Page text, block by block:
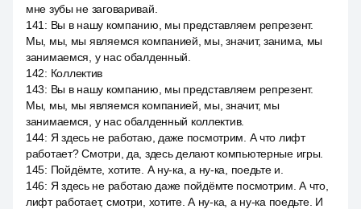
мне зубы не заговаривай.
141 : Вы в нашу компанию, мы представляем репрезент.
Мы, мы, мы являемся компанией, мы, значит, занима, мы
занимаемся, у нас обалденный.
142: Коллектив
143: Вы в нашу компанию, мы представляем репрезент.
Мы, мы, мы являемся компанией, мы, значит, мы
занимаемся, у нас обалденный коллектив.
144: Я здесь не работаю, даже посмотрим. А что лифт
работает? Смотри, да, здесь делают компьютерные игры.
145: Пойдёмте, хотите. А ну-ка, а ну-ка, поедьте и.
146: Я здесь не работаю даже пойдёмте посмотрим. А что,
лифт работает, смотри, хотите. А ну-ка, а ну-ка поедьте. И